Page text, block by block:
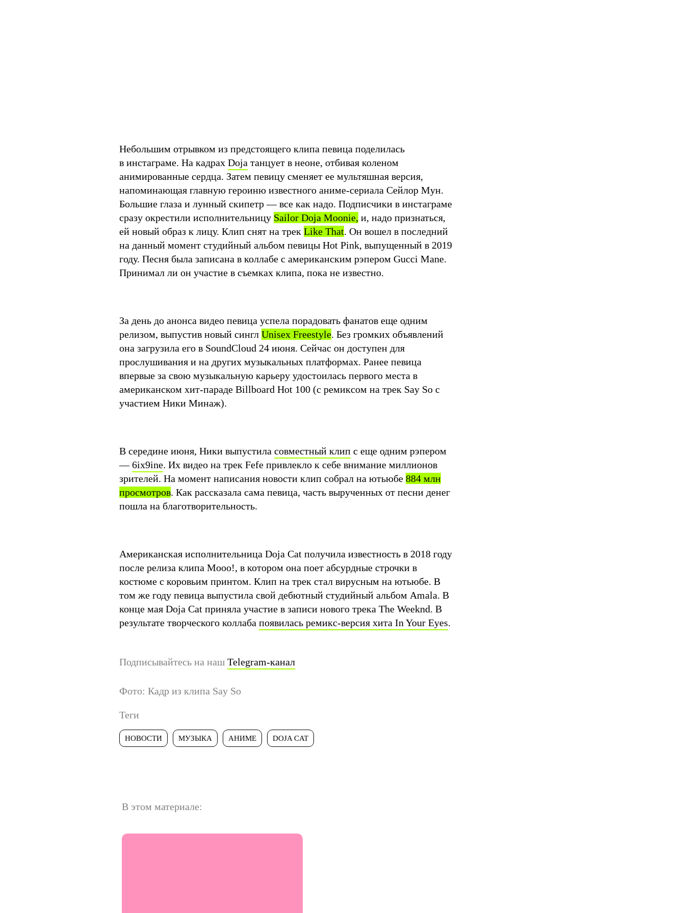
Небольшим отрывком из предстоящего клипа певица поделилась
в инстаграме. На кадрах Doja танцует в неоне, отбивая коленом
анимированные сердца. Затем певицу сменяет ее мультяшная версия,
напоминающая главную героиню известного аниме-сериала Сейлор Мун.
Большие глаза и лунный скипетр — все как надо. Подписчики в инстаграме
сразу окрестили исполнительницу Sailor Doja Moonie, и, надо признаться,
ей новый образ к лицу. Клип снят на трек Like That. Он вошел в последний
на данный момент студийный альбом певицы Hot Pink, выпущенный в 2019
году. Песня была записана в коллабе с американским рэпером Gucci Mane.
Принимал ли он участие в съемках клипа, пока не известно.
За день до анонса видео певица успела порадовать фанатов еще одним
релизом, выпустив новый сингл Unisex Freestyle. Без громких объявлений
она загрузила его в SoundCloud 24 июня. Сейчас он доступен для
прослушивания и на других музыкальных платформах. Ранее певица
впервые за свою музыкальную карьеру удостоилась первого места в
американском хит-параде Billboard Hot 100 (с ремиксом на трек Say So с
участием Ники Минаж).
В середине июня, Ники выпустила совместный клип с еще одним рэпером
—6ix9ine. Их видео на трек Fefe привлекло к себе внимание миллионов
зрителей. На момент написания новости клип собрал на ютьюбе 884 млн
просмотров. Как рассказала сама певица, часть вырученных от песни денег
пошла на благотворительность.
Американская исполнительница Doja Cat получила известность в 2018 году
после релиза клипа Mooo!, в котором она поет абсурдные строчки в
костюме с коровьим принтом. Клип на трек стал вирусным на ютьюбе. В
том же году певица выпустила свой дебютный студийный альбом Amala. В
конце мая Doja Cat приняла участие в записи нового трека The Weeknd. В
результате творческого коллаба появилась ремикс-версия хита In Your Eyes.
Подписывайтесь на наш Telegram-канал
Фото: Кадр из клипа Say So
Теги
НОВОСТИ МУЗЫКА АНИМЕ DOJA CAT
В этом материале: